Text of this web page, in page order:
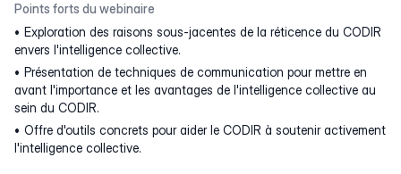
Points forts du webinaire
Exploration des raisons sous-jacentes de la réticence du CODIR
envers l'intelligence collective.
Présentation de techniques de communication pour mettre en
avant l'importance et les avantages de l'intelligence collective au
sein du CODIR.
Offre d'outils concrets pour aider le CODIR à soutenir activement
l'intelligence collective.